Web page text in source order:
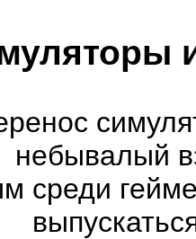
небывалый
среди